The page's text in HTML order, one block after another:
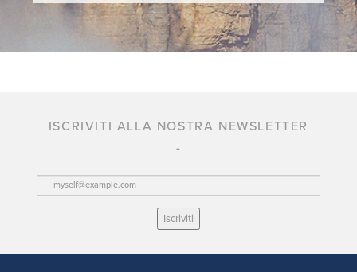
ISCRIVITI ALLA NOSTRA NEWSLETTER
Iscriviti